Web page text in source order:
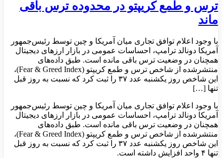
ترس و طمع کریپتو در محدوده ترس باقی
ماند
با وجود اعلام توافق تجاری میان آمریکا و چین توسط رئیس‌جمهور
آمریکا دونالد ترامپ، احساسات عمومی در بازار ارزهای دیجیتال
همچنان در وضعیت ترس باقی مانده است. طبق داده‌های
منتشرشده از شاخص ترس و طمع کریپتو (Fear & Greed Index)،
این شاخص روز یکشنبه عدد ۳۷ را ثبت کرد که نسبت به روز قبل
تنها […]
با وجود اعلام توافق تجاری میان آمریکا و چین توسط رئیس‌جمهور
آمریکا دونالد ترامپ، احساسات عمومی در بازار ارزهای دیجیتال
همچنان در وضعیت ترس باقی مانده است. طبق داده‌های
منتشرشده از شاخص ترس و طمع کریپتو (Fear & Greed Index)،
این شاخص روز یکشنبه عدد ۳۷ را ثبت کرد که نسبت به روز قبل
تنها ۴ واحد افزایش داشته است.